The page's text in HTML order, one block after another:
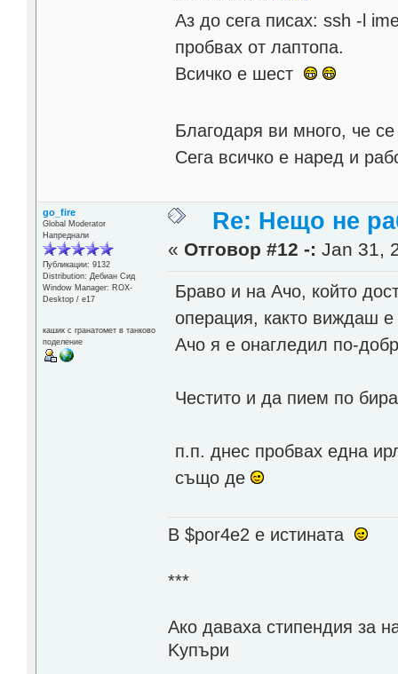
Аз до сега писах: ssh -l
пробвах от лаптопа.
Всичко е шест
Благодаря ви много, че
Сега всичко е наред и
go_fire
Global Moderator
Напреднали
Публикации: 9132
Distribution: Дебиан Сид
Window Manager: ROX-
Desktop / е17
кашик с гранатомет в танково
поделение
Re: Нещо не
« Отговор #12 -: Jan 31,
Браво и на Ачо, който
операция, както виждаш
Ачо я е онагледил по-
Честито и да пием по
п.п. днес пробвах една
също де
В $por4e2 e истината
***
Aко даваха стипендия за
Kупъри